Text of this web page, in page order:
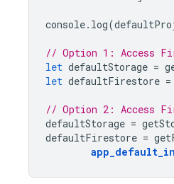
console. log(
// Option 1: Access
let defaultStorage =
let defaultFirestore =
// Option 2: Access
defaultStorage =
defaultFirestore =